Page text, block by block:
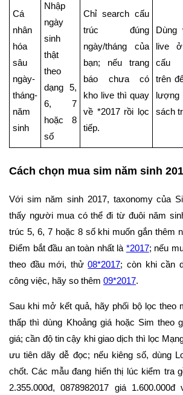
Cá
nhân
hóa
sâu
ngày-
tháng-
năm
sinh
Nhập
ngày
sinh
thật
theo
dạng 5,
6, 7
hoặc 8
số
Chỉ search cấu
trúc đúng
ngày/tháng của
bạn; nếu trang
báo chưa có
kho live thì quay
về *2017 rồi lọc
tiếp.
Dùng
live
cấu
trên
lượng
sách
Cách chọn mua sim năm sinh
Với sim năm sinh 2017, taxonomy của
thấy người mua có thể đi từ đuôi năm
trúc 5, 6, 7 hoặc 8 số khi muốn gắn thêm
Điểm bắt đầu an toàn nhất là *2017; nếu
theo đầu mới, thử08*2017; còn khi cần
công việc, hãy so thêm 09*2017.
Sau khi mở kết quả, hãy phối bộ lọc theo
thấp thì dùng Khoảng giá hoặc Sim theo
giá; cần độ tin cậy khi giao dịch thì lọc
ưu tiên dãy dễ đọc; nếu kiêng số, dùng
chốt. Các mẫu đang hiển thị lúc kiểm tra
2.355.000đ, 0878982017 giá 1.600.000đ